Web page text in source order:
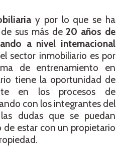
y por lo que se ha
sus más de20 años de
a nivel internacional
sector inmobiliario es por
de entrenamiento en
tiene la oportunidad de
en los procesos de
con los integrantes del
dudas que se puedan
estar con un propietario